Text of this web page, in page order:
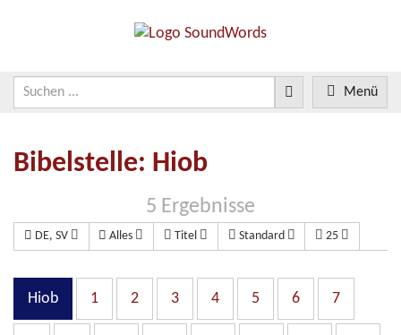
Menü
Bibelstelle: Hiob
5 Ergebnisse
DE, SV Alles Titel Standard 25
Hiob 1 2 3 4 5 6 7